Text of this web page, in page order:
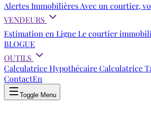
Alertes ImmobilièresAvec un courtier,
VENDEURS
Estimation en LigneLe courtier
BLOGUE
OUTILS
Calculatrice HypothécaireCalculatrice
ContactEn
Toggle Menu